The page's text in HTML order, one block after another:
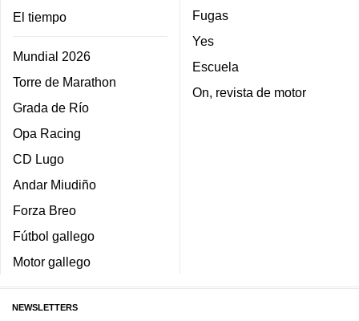
El tiempo
Mundial 2026
Torre de Marathon
Grada de Río
Opa Racing
CD Lugo
Andar Miudiño
Forza Breo
Fútbol gallego
Motor gallego
Fugas
Yes
Escuela
On, revista de motor
NEWSLETTERS